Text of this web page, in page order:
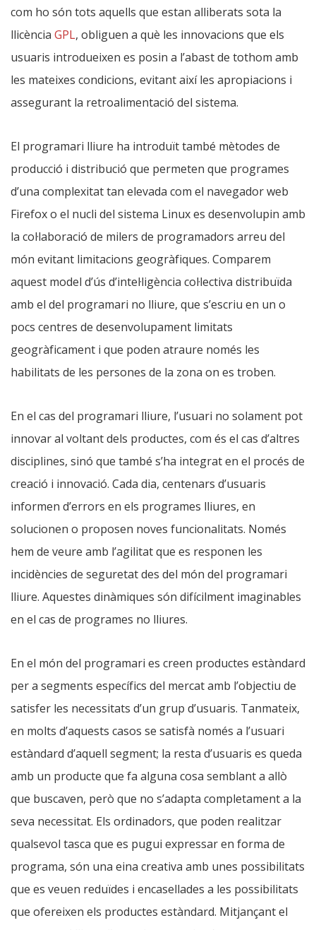
com ho són tots aquells que estan alliberats sota la
llicència GPL, obliguen a què les innovacions que els
usuaris introdueixen es posin a l’abast de tothom amb
les mateixes condicions, evitant així les apropiacions i
assegurant la retroalimentació del sistema.
El programari lliure ha introduït també mètodes de
producció i distribució que permeten que programes
d’una complexitat tan elevada com el navegador web
Firefox o el nucli del sistema Linux es desenvolupin amb
la col·laboració de milers de programadors arreu del
món evitant limitacions geogràfiques. Comparem
aquest model d’ús d’intel·ligència col·lectiva distribuïda
amb el del programari no lliure, que s’escriu en un o
pocs centres de desenvolupament limitats
geogràficament i que poden atraure només les
habilitats de les persones de la zona on es troben.
En el cas del programari lliure, l’usuari no solament pot
innovar al voltant dels productes, com és el cas d’altres
disciplines, sinó que també s’ha integrat en el procés de
creació i innovació. Cada dia, centenars d’usuaris
informen d’errors en els programes lliures, en
solucionen o proposen noves funcionalitats. Només
hem de veure amb l’agilitat que es responen les
incidències de seguretat des del món del programari
lliure. Aquestes dinàmiques són difícilment imaginables
en el cas de programes no lliures.
En el món del programari es creen productes estàndard
per a segments específics del mercat amb l’objectiu de
satisfer les necessitats d’un grup d’usuaris. Tanmateix,
en molts d’aquests casos se satisfà només a l’usuari
estàndard d’aquell segment; la resta d’usuaris es queda
amb un producte que fa alguna cosa semblant a allò
que buscaven, però que no s’adapta completament a la
seva necessitat. Els ordinadors, que poden realitzar
qualsevol tasca que es pugui expressar en forma de
programa, són una eina creativa amb unes possibilitats
que es veuen reduïdes i encasellades a les possibilitats
que ofereixen els productes estàndard. Mitjançant el